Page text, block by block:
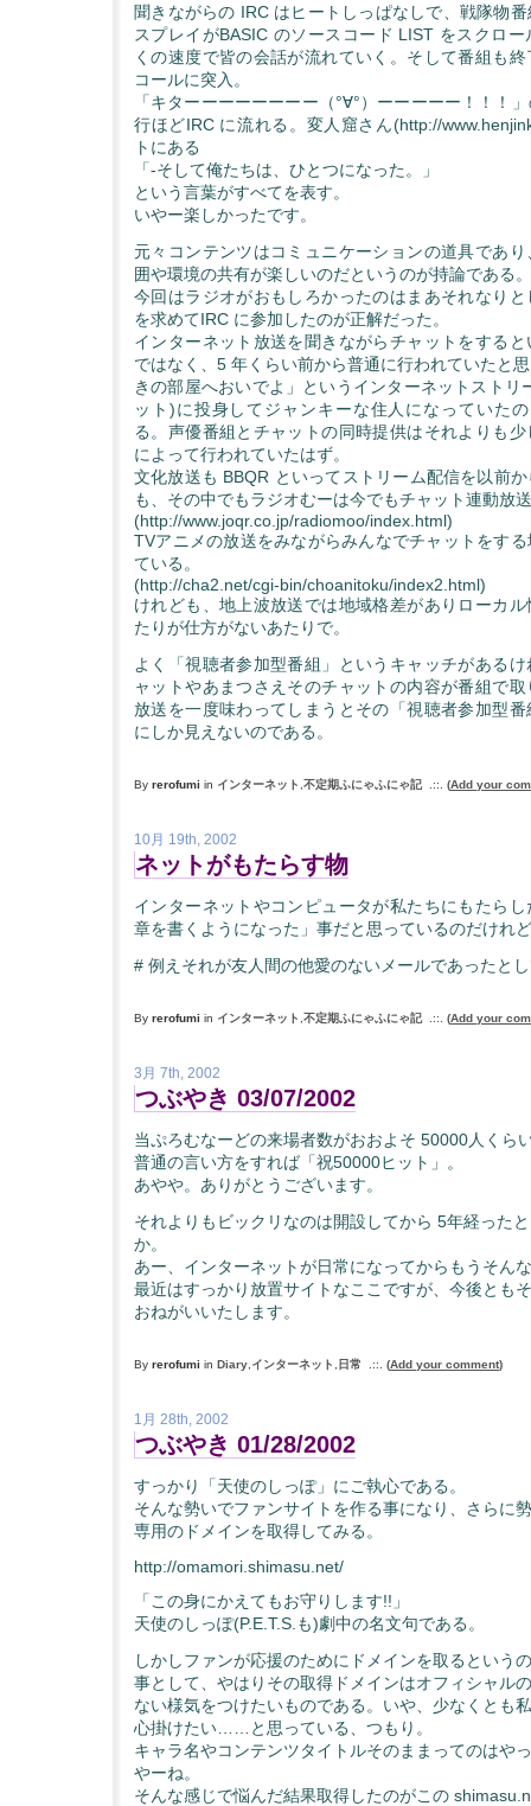
聞きながらの IRC はヒートしっぱなしで、戦隊物
スプレイがBASIC のソースコード LIST をスクロ
くの速度で皆の会話が流れていく。そして番組も
コールに突入。
「キターーーーーーーー（°∀°）ーーーーー！！！
行ほどIRC に流れる。変人窟さん(http://
トにある
「-そして俺たちは、ひとつになった。」
という言葉がすべてを表す。
いやー楽しかったです。
元々コンテンツはコミュニケーションの道具であ
囲や環境の共有が楽しいのだというのが持論である。
今回はラジオがおもしろかったのはまあそれなり
を求めてIRC に参加したのが正解だった。
インターネット放送を聞きながらチャットをする
ではなく、5 年くらい前から普通に行われていたと
きの部屋へおいでよ」というインターネットストリ
ット)に投身してジャンキーな住人になっていた
る。声優番組とチャットの同時提供はそれよりも
によって行われていたはず。
文化放送も BBQR といってストリーム配信を以前
も、その中でもラジオむーは今でもチャット連動放
(http://www.joqr.co.jp/radiomoo/index.html)
TVアニメの放送をみながらみんなでチャットをす
ている。
(http://cha2.net/cgi-bin/choanitoku/index2.html)
けれども、地上波放送では地域格差がありローカ
たりが仕方がないあたりで。
よく「視聴者参加型番組」というキャッチがある
ャットやあまつさえそのチャットの内容が番組で
放送を一度味わってしまうとその「視聴者参加型
にしか見えないのである。
By rerofumi in インターネット 不定期ふにゃふにゃ記.::. (Add your
10月 19th, 2002
ネットがもたらす物
インターネットやコンピュータが私たちにもたら
章を書くようになった」事だと思っているのだけれ
# 例えそれが友人間の他愛のないメールであったと
By rerofumi in インターネット 不定期ふにゃふにゃ記.::. (Add your
3月 7th, 2002
つぶやき 03/07/2002
当ぷろむなーどの来場者数がおおよそ 50000人くら
普通の言い方をすれば「祝50000ヒット」。
あやや。ありがとうございます。
それよりもビックリなのは開設してから 5年経った
か。
あー、インターネットが日常になってからもうそん
最近はすっかり放置サイトなここですが、今後とも
おねがいいたします。
By rerofumi in Diary インターネット 日常 .::. (Add your comment)
1月 28th, 2002
つぶやき 01/28/2002
すっかり「天使のしっぽ」にご執心である。
そんな勢いでファンサイトを作る事になり、さらに
専用のドメインを取得してみる。
http://omamori.shimasu.net/
「この身にかえてもお守りします!!」
天使のしっぽ(P.E.T.S.も)劇中の名文句である。
しかしファンが応援のためにドメインを取るという
事として、やはりその取得ドメインはオフィシャル
ない様気をつけたいものである。いや、少なくとも
心掛けたい……と思っている、つもり。
キャラ名やコンテンツタイトルそのままってのはや
やーね。
そんな感じで悩んだ結果取得したのがこの